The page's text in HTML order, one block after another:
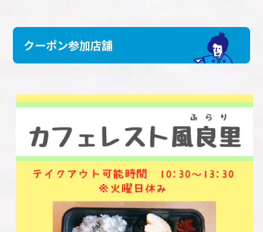
クーポン参加店舗